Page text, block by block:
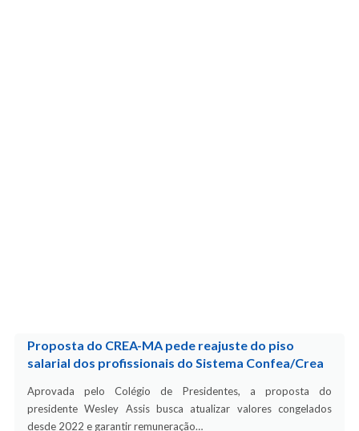
Proposta do CREA-MA pede reajuste do piso
salarial dos profissionais do Sistema Confea/Crea
Aprovada pelo Colégio de Presidentes, a proposta do
presidente Wesley Assis busca atualizar valores congelados
desde 2022 e garantir remuneração…